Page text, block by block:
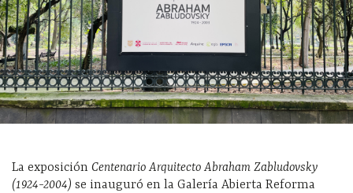
La exposición Centenario Arquitecto Abraham Zabludovsky
(1924-2004) se inauguró en la Galería Abierta Reforma